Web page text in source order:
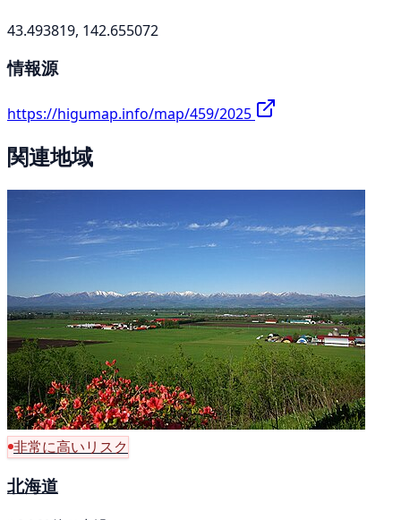
43.493819, 142.655072
情報源
https://higumap.info/map/459/2025
関連地域
非常に高いリスク
北海道